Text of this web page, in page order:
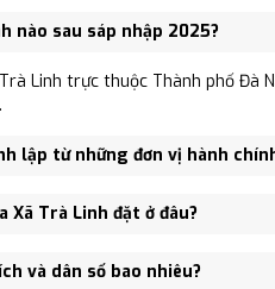
nào sau sáp nhập 2025?
Linh trực thuộc Thành phố Đà
lập từ những đơn vị hành
trên cơ sở sáp nhập Xã Trà Nam,
Xã Trà Linh đặt ở đâu?
Xã Trà Linh đặt tại Thôn 3, Xã
và dân số bao nhiêu?